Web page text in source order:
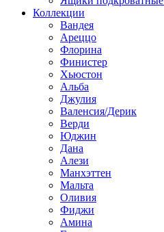
Коллекции
Вандея
Ареццо
Флорина
Финистер
Хьюстон
Альба
Джулия
Валенсия/Дерик
Верди
Юджин
Дана
Алези
Манхэттен
Мальта
Оливия
Фиджи
Амина